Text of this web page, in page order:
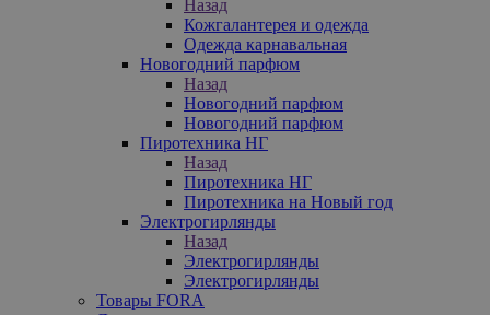
Назад
Кожгалантерея и одежда
Одежда карнавальная
Новогодний парфюм
Назад
Новогодний парфюм
Новогодний парфюм
Пиротехника НГ
Назад
Пиротехника НГ
Пиротехника на Новый год
Электрогирлянды
Назад
Электрогирлянды
Электрогирлянды
Товары FORA